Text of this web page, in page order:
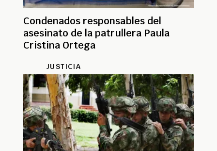
Condenados responsables del
asesinato de la patrullera Paula
Cristina Ortega
JUSTICIA